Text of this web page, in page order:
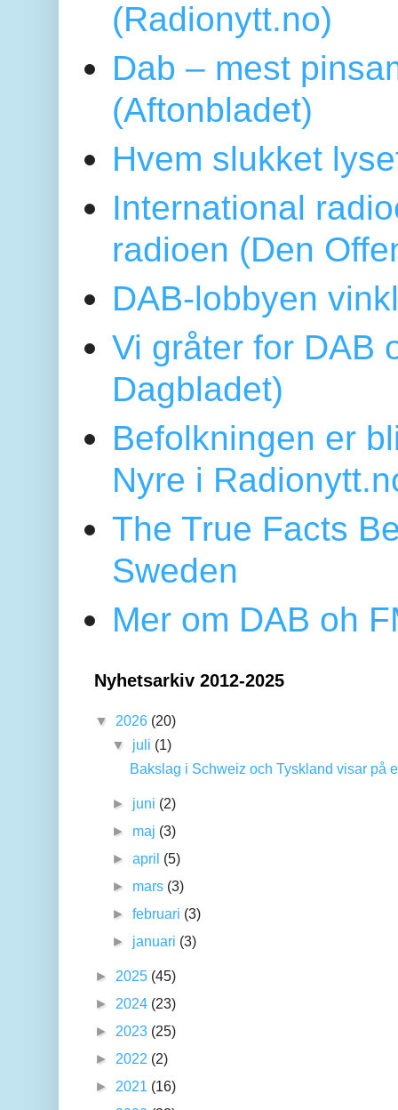
(Radionytt.no)
Dab – mest
(Aftonbladet)
Hvem slukket
International
radioen (Den
DAB-lobbyen
Vi gråter for DAB
Dagbladet)
Befolkningen er
Nyre i
The True Facts
Sweden
Mer om DAB oh
Nyhetsarkiv 2012-2025
▼ 2026 (20)
▼ juli (1)
Bakslag i Schweiz och Tyskland visar på
► juni (2)
► maj (3)
►april (5)
► mars (3)
►februari (3)
► januari (3)
► 2025 (45)
► 2024 (23)
► 2023 (25)
► 2022 (2)
► 2021 (16)